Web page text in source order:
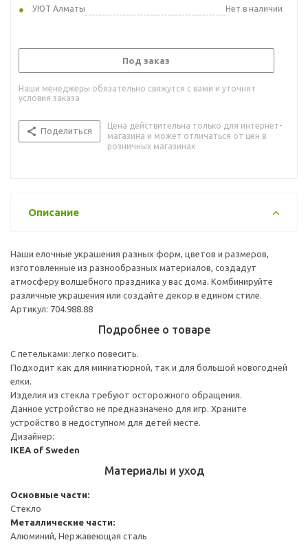
УЮТ Алматы
Нет в наличии
Под заказ
Наши менеджеры обязательно свяжутся с вами и уточнят
условия заказа
Поделиться
Цена действительна только для интернет-
магазина и может отличаться от цен в
розничных магазинах
Описание
Наши елочные украшения разных форм, цветов и размеров,
изготовленные из разнообразных материалов, создадут
атмосферу волшебного праздника у вас дома. Комбинируйте
различные украшения или создайте декор в едином стиле.
Артикул: 704.988.88
Подробнее о товаре
С петельками: легко повесить.
Подходит как для миниатюрной, так и для большой новогодней
елки.
Изделия из стекла требуют осторожного обращения.
Данное устройство не предназначено для игр. Храните
устройство в недоступном для детей месте.
Дизайнер:
IKEA of Sweden
Материалы и уход
Основные части:
Стекло
Металлические части:
Алюминий, Нержавеющая сталь